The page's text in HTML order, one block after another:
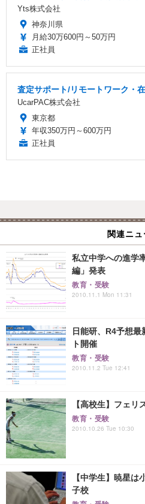
Yts株式会社
神奈川県
月給30万600円～50万円
正社員
査定サポート/リモートワーク・
UcarPAC株式会社
東京都
年収350万円～600万円
正社員
関連ニュ
私立中学への進学
編」発表
教育・受験
2010.11.1 Mon 11:31
日能研、R4予想
ト開催
教育・受験
2010.11.2 Tue 12:41
【高校生】フェリ
教育・受験
2010.10.26 Tue 10:30
【中学生】暁星は
子校